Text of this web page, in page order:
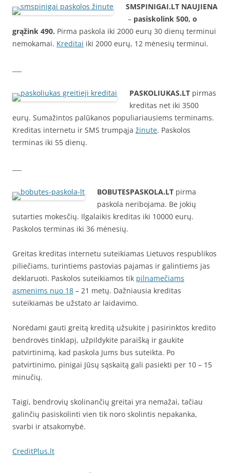
SMSPINIGAI.LT NAUJIENA
– pasiskolink 500, o
grąžink 490. Pirma paskola iki 2000 eurų 30 dienų terminui
nemokamai. Kreditai iki 2000 eurų, 12 mėnesių terminui.
PASKOLIUKAS.LT pirmas
kreditas net iki 3500
eurų. Sumažintos palūkanos populiariausiems terminams.
Kreditas internetu ir SMS trumpąja žinute. Paskolos
terminas iki 55 dienų.
BOBUTESPASKOLA.LT pirma
paskola neribojama. Be jokių
sutarties mokesčių. Ilgalaikis kreditas iki 10000 eurų.
Paskolos terminas iki 36 mėnesių.
Greitas kreditas internetu suteikiamas Lietuvos respublikos
piliečiams, turintiems pastovias pajamas ir galintiems jas
deklaruoti. Paskolos suteikiamos tik pilnamečiams
asmenims nuo 18 – 21 metų. Dažniausia kreditas
suteikiamas be užstato ar laidavimo.
Norėdami gauti greitą kreditą užsukite į pasirinktos kredito
bendrovės tinklapį, užpildykite paraišką ir gaukite
patvirtinimą, kad paskola Jums bus suteikta. Po
patvirtinimo, pinigai Jūsų sąskaitą gali pasiekti per 10 – 15
minučių.
Taigi, bendrovių skolinančių greitai yra nemažai, tačiau
galinčių pasiskolinti vien tik noro skolintis nepakanka,
svarbi ir atsakomybė.
CreditPlus.lt